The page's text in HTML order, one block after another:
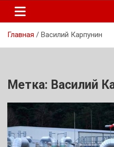
Главная Василий Карпунин
Метка: Василий